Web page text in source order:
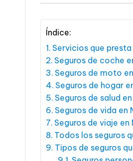
Índice:
Servicios que
Seguros de coche
Seguros de moto
Seguros de hogar
Seguros de salud
Seguros de vida en
Seguros de viaje
Todos los seguros
Tipos de seguros